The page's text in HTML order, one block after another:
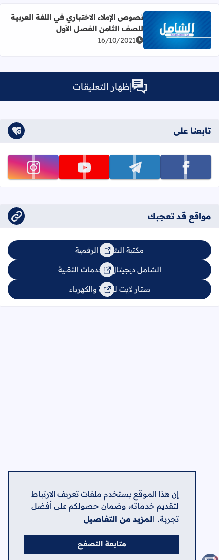
إن هذا الموقع يستخدم ملفات تعريف الارتباط
لتقديم خدماته، وضمان حصولكم على أفضل
تجربة. المزيد من التفاصيل
متابعة التصفح
اقرأ المزيد عن نصوص الإملاء الاختباري في اللغة العربية
نصوص الإملاء الاختباري في اللغة العربية
للصف الثامن الفصل الأول
16/10/2021
إظهار التعليقات
تابعنا على
تابعنا على facebook تابعنا على telegram تابعنا على youtube تابعنا على instagram
مواقع قد تعجبك
مكتبة الشامل الرقمية
الشامل ديجيتال للخدمات التقنية
ستار لايت للإنارة والكهرباء